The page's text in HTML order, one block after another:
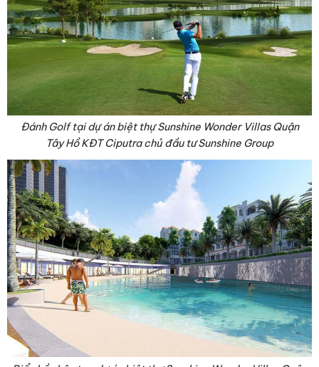
Đánh Golf tại dự án biệt thự Sunshine Wonder Villas Quận
Tây Hồ KĐT Ciputra chủ đầu tư Sunshine Group